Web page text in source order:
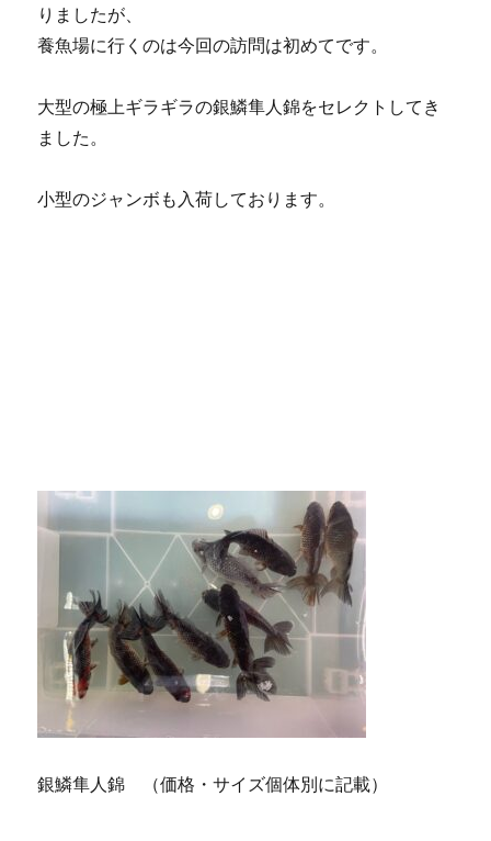
りましたが、
養魚場に行くのは今回の訪問は初めてです。
大型の極上ギラギラの銀鱗隼人錦をセレクトしてき
ました。
小型のジャンボも入荷しております。
銀鱗隼人錦 （価格・サイズ個体別に記載）